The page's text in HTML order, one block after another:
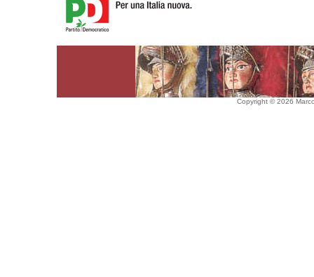
Copyright © 2026